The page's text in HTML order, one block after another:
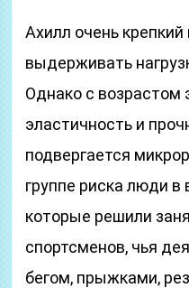
Ахилл очень крепкий
выдерживать
Однако с возрастом
эластичность и
подвергается
группе риска люди в
которые решили
спортсменов, чья
бегом, прыжками,